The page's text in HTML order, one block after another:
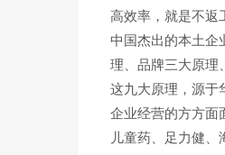
高效率，就是不返
中国杰出的本土企
理、品牌三大原理
这九大原理，源于
企业经营的方方面
儿童药、足力健